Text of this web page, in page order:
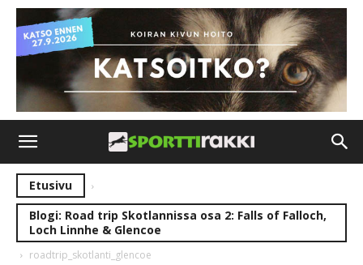
Etusivu
Blogi: Road trip Skotlannissa osa 2: Falls of Falloch,
Loch Linnhe & Glencoe
roadtrip_skotlanti_glencoe